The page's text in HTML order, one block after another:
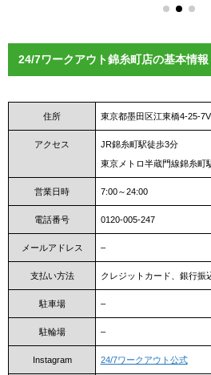
24/7ワークアウト錦糸町店の基本情報
住所 東京都墨田区江東橋4-25-
アクセス
JR錦糸町駅徒歩3分
東京メトロ半蔵門線錦糸町
営業日時 7:00～24:00
電話番号 0120-005-247
メールアドレス –
支払い方法 クレジットカード、銀行振
駐車場 –
駐輪場 –
Instagram 24/7ワークアウト公式